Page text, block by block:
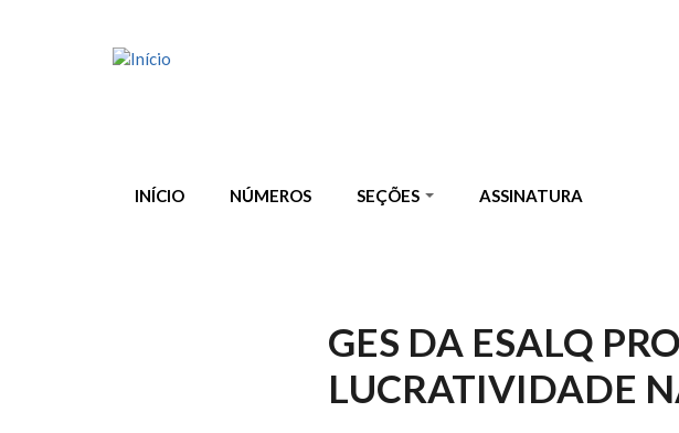
INÍCIO NÚMEROS SEÇÕES ASSINATURA
GES DA ESALQ
LUCRATIVIDADE